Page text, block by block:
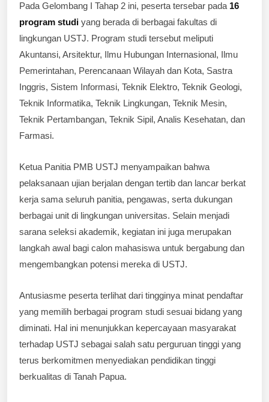
Pada Gelombang I Tahap 2 ini, peserta tersebar pada 16
program studi yang berada di berbagai fakultas di
lingkungan USTJ. Program studi tersebut meliputi
Akuntansi, Arsitektur, Ilmu Hubungan Internasional, Ilmu
Pemerintahan, Perencanaan Wilayah dan Kota, Sastra
Inggris, Sistem Informasi, Teknik Elektro, Teknik Geologi,
Teknik Informatika, Teknik Lingkungan, Teknik Mesin,
Teknik Pertambangan, Teknik Sipil, Analis Kesehatan, dan
Farmasi.
Ketua Panitia PMB USTJ menyampaikan bahwa
pelaksanaan ujian berjalan dengan tertib dan lancar berkat
kerja sama seluruh panitia, pengawas, serta dukungan
berbagai unit di lingkungan universitas. Selain menjadi
sarana seleksi akademik, kegiatan ini juga merupakan
langkah awal bagi calon mahasiswa untuk bergabung dan
mengembangkan potensi mereka di USTJ.
Antusiasme peserta terlihat dari tingginya minat pendaftar
yang memilih berbagai program studi sesuai bidang yang
diminati. Hal ini menunjukkan kepercayaan masyarakat
terhadap USTJ sebagai salah satu perguruan tinggi yang
terus berkomitmen menyediakan pendidikan tinggi
berkualitas di Tanah Papua.